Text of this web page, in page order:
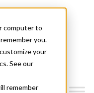
computer to
you.
your
See our
remember